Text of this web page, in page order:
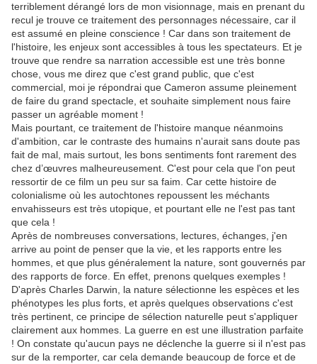
terriblement dérangé lors de mon visionnage, mais en prenant du
recul je trouve ce traitement des personnages nécessaire, car il
est assumé en pleine conscience ! Car dans son traitement de
l'histoire, les enjeux sont accessibles à tous les spectateurs. Et je
trouve que rendre sa narration accessible est une très bonne
chose, vous me direz que c'est grand public, que c'est
commercial, moi je répondrai que Cameron assume pleinement
de faire du grand spectacle, et souhaite simplement nous faire
passer un agréable moment !
Mais pourtant, ce traitement de l'histoire manque néanmoins
d'ambition, car le contraste des humains n'aurait sans doute pas
fait de mal, mais surtout, les bons sentiments font rarement des
chez d’œuvres malheureusement. C'est pour cela que l'on peut
ressortir de ce film un peu sur sa faim. Car cette histoire de
colonialisme où les autochtones repoussent les méchants
envahisseurs est très utopique, et pourtant elle ne l'est pas tant
que cela !
Après de nombreuses conversations, lectures, échanges, j'en
arrive au point de penser que la vie, et les rapports entre les
hommes, et que plus généralement la nature, sont gouvernés par
des rapports de force. En effet, prenons quelques exemples !
D'après Charles Darwin, la nature sélectionne les espèces et les
phénotypes les plus forts, et après quelques observations c'est
très pertinent, ce principe de sélection naturelle peut s'appliquer
clairement aux hommes. La guerre en est une illustration parfaite
! On constate qu'aucun pays ne déclenche la guerre si il n'est pas
sur de la remporter, car cela demande beaucoup de force et de